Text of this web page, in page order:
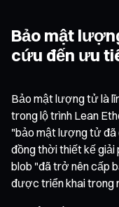
Bảo mật
cứu đến ưu
Bảo mật lượng tử là
trong lộ trình Lean
"bảo mật lượng tử đã
đồng thời thiết kế
blob "đã trở nên cấp
được triển khai trong